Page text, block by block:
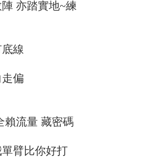
亦踏實地~練
線
偏
賴流量 藏密碼
臂比你好打